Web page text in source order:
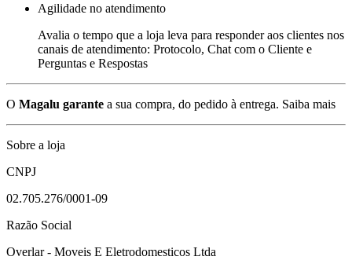
Agilidade no atendimento
Avalia o tempo que a loja leva para responder aos clientes nos
canais de atendimento: Protocolo, Chat com o Cliente e
Perguntas e Respostas
O Magalu garante a sua compra, do pedido à entrega. Saiba mais
Sobre a loja
CNPJ
02.705.276/0001-09
Razão Social
Overlar - Moveis E Eletrodomesticos Ltda